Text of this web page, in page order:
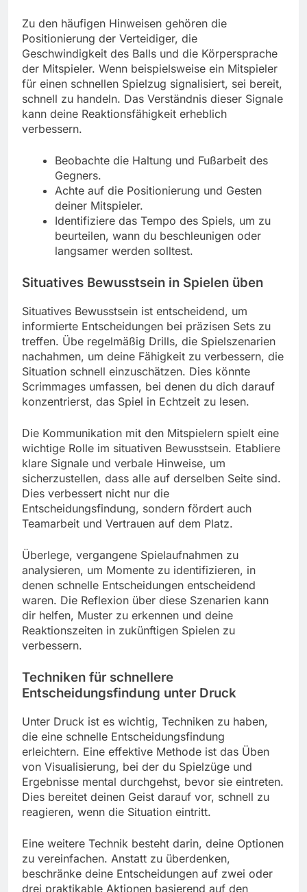
Zu den häufigen Hinweisen gehören die
Positionierung der Verteidiger, die
Geschwindigkeit des Balls und die Körpersprache
der Mitspieler. Wenn beispielsweise ein Mitspieler
für einen schnellen Spielzug signalisiert, sei bereit,
schnell zu handeln. Das Verständnis dieser Signale
kann deine Reaktionsfähigkeit erheblich
verbessern.
Beobachte die Haltung und Fußarbeit des
Gegners.
Achte auf die Positionierung und Gesten
deiner Mitspieler.
Identifiziere das Tempo des Spiels, um zu
beurteilen, wann du beschleunigen oder
langsamer werden solltest.
Situatives Bewusstsein in Spielen üben
Situatives Bewusstsein ist entscheidend, um
informierte Entscheidungen bei präzisen Sets zu
treffen. Übe regelmäßig Drills, die Spielszenarien
nachahmen, um deine Fähigkeit zu verbessern, die
Situation schnell einzuschätzen. Dies könnte
Scrimmages umfassen, bei denen du dich darauf
konzentrierst, das Spiel in Echtzeit zu lesen.
Die Kommunikation mit den Mitspielern spielt eine
wichtige Rolle im situativen Bewusstsein. Etabliere
klare Signale und verbale Hinweise, um
sicherzustellen, dass alle auf derselben Seite sind.
Dies verbessert nicht nur die
Entscheidungsfindung, sondern fördert auch
Teamarbeit und Vertrauen auf dem Platz.
Überlege, vergangene Spielaufnahmen zu
analysieren, um Momente zu identifizieren, in
denen schnelle Entscheidungen entscheidend
waren. Die Reflexion über diese Szenarien kann
dir helfen, Muster zu erkennen und deine
Reaktionszeiten in zukünftigen Spielen zu
verbessern.
Techniken für schnellere
Entscheidungsfindung unter Druck
Unter Druck ist es wichtig, Techniken zu haben,
die eine schnelle Entscheidungsfindung
erleichtern. Eine effektive Methode ist das Üben
von Visualisierung, bei der du Spielzüge und
Ergebnisse mental durchgehst, bevor sie eintreten.
Dies bereitet deinen Geist darauf vor, schnell zu
reagieren, wenn die Situation eintritt.
Eine weitere Technik besteht darin, deine Optionen
zu vereinfachen. Anstatt zu überdenken,
beschränke deine Entscheidungen auf zwei oder
drei praktikable Aktionen basierend auf den